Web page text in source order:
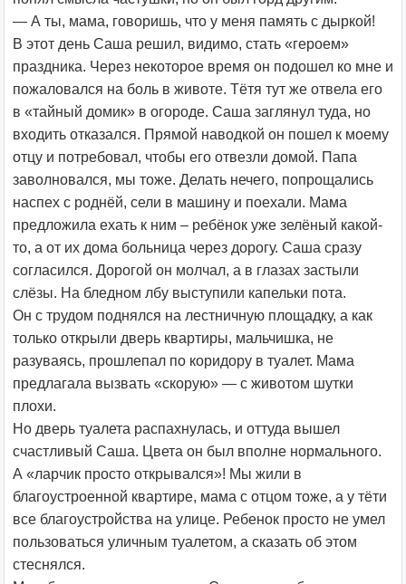
— А ты, мама, говоришь, что у меня память с дыркой!
В этот день Саша решил, видимо, стать «героем»
праздника. Через некоторое время он подошел ко мне и
пожаловался на боль в животе. Тётя тут же отвела его
в «тайный домик» в огороде. Саша заглянул туда, но
входить отказался. Прямой наводкой он пошел к моему
отцу и потребовал, чтобы его отвезли домой. Папа
заволновался, мы тоже. Делать нечего, попрощались
наспех с роднёй, сели в машину и поехали. Мама
предложила ехать к ним – ребёнок уже зелёный какой-
то, а от их дома больница через дорогу. Саша сразу
согласился. Дорогой он молчал, а в глазах застыли
слёзы. На бледном лбу выступили капельки пота.
Он с трудом поднялся на лестничную площадку, а как
только открыли дверь квартиры, мальчишка, не
разуваясь, прошлепал по коридору в туалет. Мама
предлагала вызвать «скорую» — с животом шутки
плохи.
Но дверь туалета распахнулась, и оттуда вышел
счастливый Саша. Цвета он был вполне нормального.
А «ларчик просто открывался»! Мы жили в
благоустроенной квартире, мама с отцом тоже, а у тёти
все благоустройства на улице. Ребенок просто не умел
пользоваться уличным туалетом, а сказать об этом
стеснялся.